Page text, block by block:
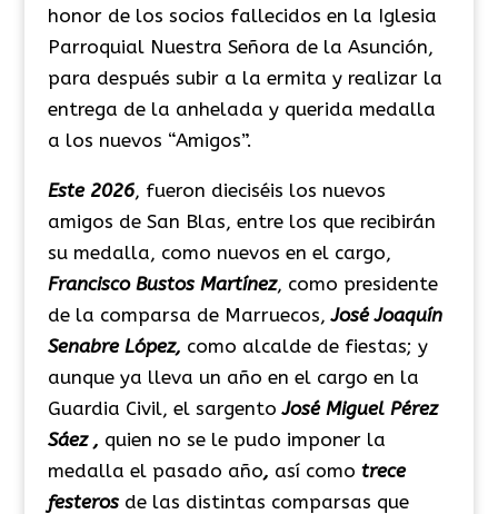
honor de los socios fallecidos en la Iglesia
Parroquial Nuestra Señora de la Asunción,
para después subir a la ermita y realizar la
entrega de la anhelada y querida medalla
a los nuevos “Amigos”.
Este 2026, fueron dieciséis los nuevos
amigos de San Blas, entre los que recibirán
su medalla, como nuevos en el cargo,
Francisco Bustos Martínez, como presidente
de la comparsa de Marruecos,José Joaquín
Senabre López, como alcalde de fiestas; y
aunque ya lleva un año en el cargo en la
Guardia Civil, el sargentoJosé Miguel Pérez
Sáez , quien no se le pudo imponer la
medalla el pasado año, así como trece
festerosde las distintas comparsas que